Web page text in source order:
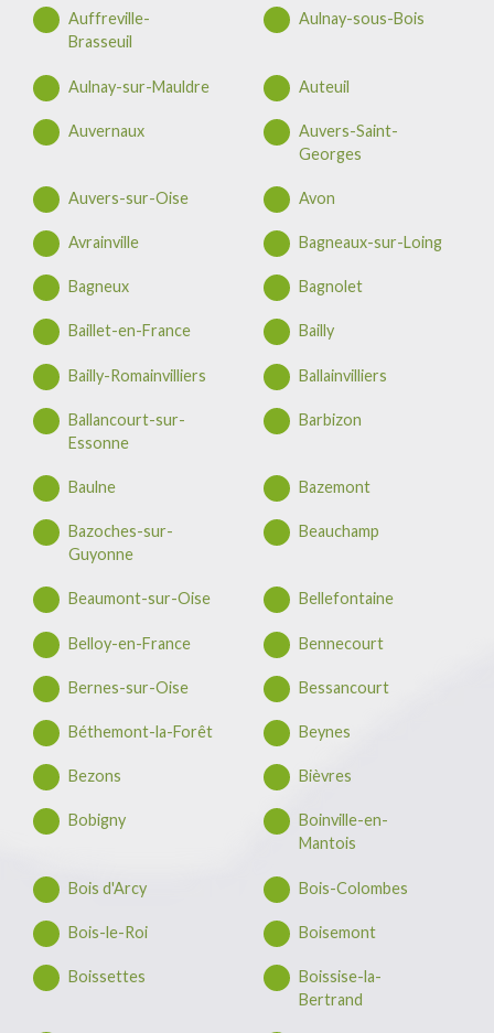
Auffreville-
Brasseuil
Aulnay-sous-Bois
Aulnay-sur-Mauldre Auteuil
Auvernaux
Auvers-Saint-
Georges
Auvers-sur-Oise Avon
Avrainville Bagneaux-sur-Loing
Bagneux Bagnolet
Baillet-en-France Bailly
Bailly-Romainvilliers Ballainvilliers
Ballancourt-sur-
Essonne
Barbizon
Baulne Bazemont
Bazoches-sur-
Guyonne
Beauchamp
Beaumont-sur-Oise Bellefontaine
Belloy-en-France Bennecourt
Bernes-sur-Oise Bessancourt
Béthemont-la-Forêt Beynes
Bezons Bièvres
Bobigny
Boinville-en-
Mantois
Bois d'Arcy Bois-Colombes
Bois-le-Roi Boisemont
Boissettes
Boissise-la-
Bertrand